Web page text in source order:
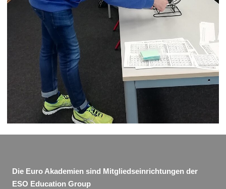
Die Euro Akademien sind Mitgliedseinrichtungen der
ESO Education Group